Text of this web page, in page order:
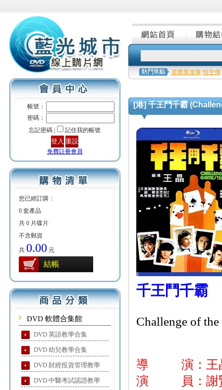
帳號：
密碼：
忘記密碼 |
記住我的帳號
免費註冊會員
您已經訂購：
0 套產品
共 0 片碟片
不含郵資
共 0.00 元
結帳
DVD 軟體合集館
DVD 英語教學合集
DVD 幼兒教學合集
DVD 財經投資管理教學
DVD 中醫考試認證教學
星際異攻隊 悟空傳
[港] 千王鬥千霸
千王鬥千霸
Challenge of the
導 演：王
演 員：謝賢/